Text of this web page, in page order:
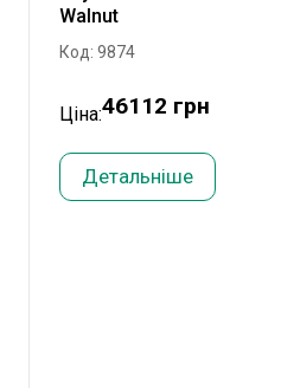
Walnut
Код: 9874
Ціна:46112 грн
Детальніше